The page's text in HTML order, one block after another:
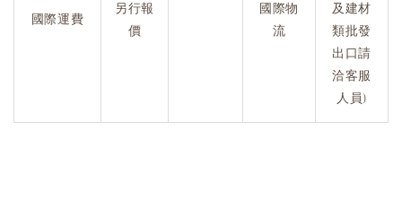
國際運費
另行報
價
國際物
流
及建材
類批發
出口請
洽客服
人員)